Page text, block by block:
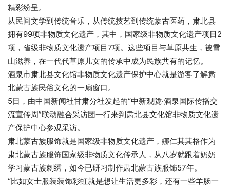
精彩纷呈。
从民间文学到传统音乐，从传统技艺到传统蒙古医药，肃北县
拥有99项非物质文化遗产，其中，国家级非物质文化遗产项目2
项，省级非物质文化遗产项目7项。这些项目与草原共生，被雪
山滋养，在一代代草原儿女的传承中成为民族共有的记忆。
酒泉市肃北县文化馆非物质文化遗产保护中心就是游客了解肃
北蒙古族民俗文化的一扇窗口。
5日，由中国新闻社甘肃分社发起的“中新观陇·酒泉国际传播交
流宣传周”联动融合采访团一行来到肃北县文化馆非物质文化遗
产保护中心参观采访。
肃北蒙古族服饰就是国家级非物质文化遗产，娜仁其其格作为
肃北蒙古族服饰国家级非物质文化传承人，从八岁就跟着奶奶
学习蒙古族刺绣，如今已研习制作肃北蒙古族服饰57年。
“比如女士服装装饰彩虹就是想让生活更多彩，还有一些羊肠一